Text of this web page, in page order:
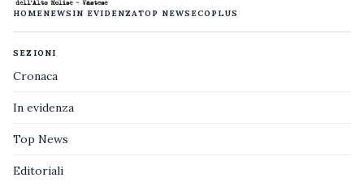
HOMENEWS IN EVIDENZATOP NEWS ECOPLUS
SEZIONI
Cronaca
In evidenza
Top News
Editoriali